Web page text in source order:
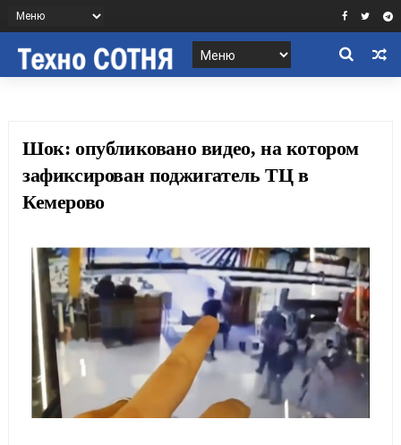
Шок: опубликовано видео, на котором
зафиксирован поджигатель ТЦ в
Кемерово